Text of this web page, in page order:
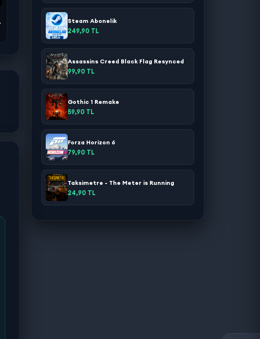
Steam Abonelik
249,90 TL
Assassins Creed Black Flag Resynced
99,90 TL
Gothic 1 Remake
59,90 TL
Forza Horizon 6
79,90 TL
Taksimetre - The Meter is Running
24,90 TL